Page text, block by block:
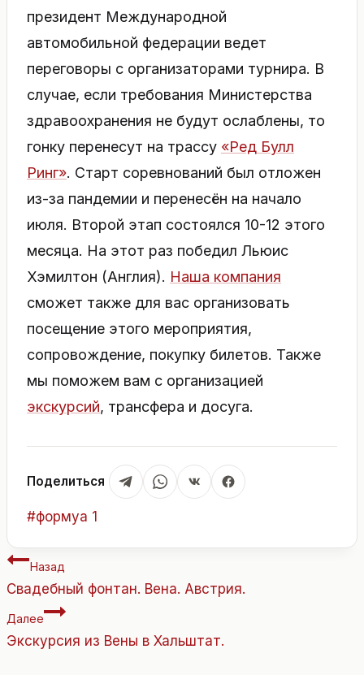
президент Международной
автомобильной федерации ведет
переговоры с организаторами турнира. В
случае, если требования Министерства
здравоохранения не будут ослаблены, то
гонку перенесут на трассу «Ред Булл
Ринг». Старт соревнований был отложен
из-за пандемии и перенесён на начало
июля. Второй этап состоялся 10-12 этого
месяца. На этот раз победил Льюис
Хэмилтон (Англия). Наша компания
сможет также для вас организовать
посещение этого мероприятия,
сопровождение, покупку билетов. Также
мы поможем вам с организацией
экскурсий, трансфера и досуга.
Поделиться
Метки
#формуа 1
Навигация
по
записям
Назад
Свадебный фонтан. Вена. Австрия.
Далее
Экскурсия из Вены в Хальштат.